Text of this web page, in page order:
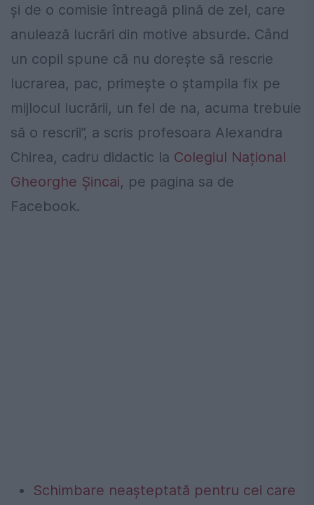
şi de o comisie întreagă plină de zel, care
anulează lucrări din motive absurde. Când
un copil spune că nu doreşte să rescrie
lucrarea, pac, primeşte o ştampila fix pe
mijlocul lucrării, un fel de na, acuma trebuie
să o rescrii”, a scris profesoara Alexandra
Chirea, cadru didactic la Colegiul Național
Gheorghe Șincai, pe pagina sa de
Facebook.
Schimbare neașteptată pentru cei care